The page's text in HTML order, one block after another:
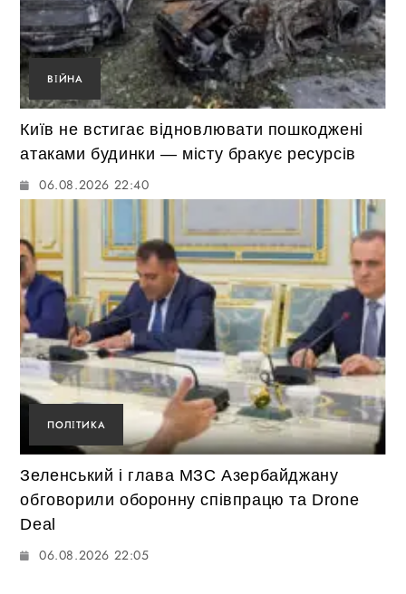
ВІЙНА
Київ не встигає відновлювати пошкоджені
атаками будинки — місту бракує ресурсів
06.08.2026 22:40
ПОЛІТИКА
Зеленський і глава МЗС Азербайджану
обговорили оборонну співпрацю та Drone
Deal
06.08.2026 22:05